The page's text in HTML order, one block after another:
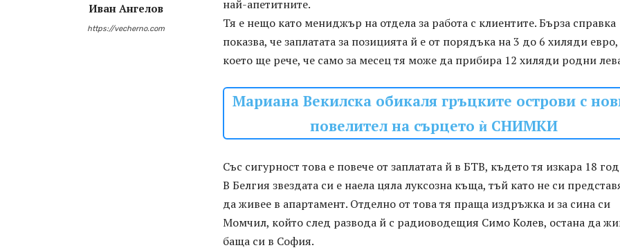
Иван Ангелов
https://vecherno.com
най-апетитните.
Тя е нещо като мениджър на отдела за работа с клиентите. Бърза справка
показва, че заплатата за позицията й е от порядъка на 3 до 6 хиляди евро,
което ще рече, че само за месец тя може да прибира 12 хиляди родни
Мариана Векилска обикаля гръцките острови с
повелител на сърцето ѝ СНИМКИ
Със сигурност това е повече от заплатата й в БТВ, където тя изкара 18
В Белгия звездата си е наела цяла луксозна къща, тъй като не си
да живее в апартамент. Отделно от това тя праща издръжка и за сина си
Момчил, който след развода й с радиоводещия Симо Колев, остана да
баща си в София.